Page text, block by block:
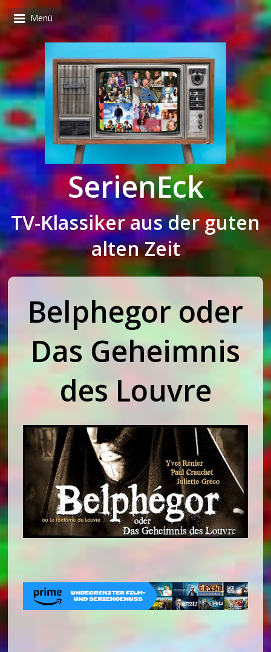
Menü
SerienEck
TV-Klassiker aus der guten
alten Zeit
Belphegor oder
Das Geheimnis
des Louvre